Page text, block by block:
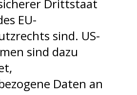
Drittstaat
EU-
sind. US-
sind dazu
Daten an